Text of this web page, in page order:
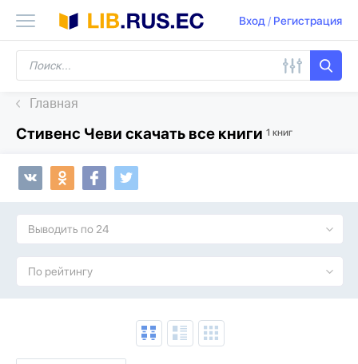
Вход/ Регистрация
Главная
Стивенс Чеви скачать все книги 1 книг
Выводить по 24
По рейтингу